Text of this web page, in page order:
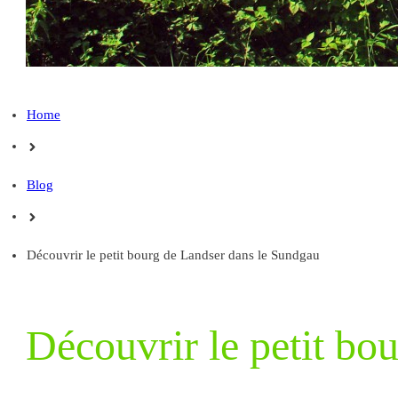
Home
Blog
Découvrir le petit bourg de Landser dans le Sundgau
Découvrir le petit